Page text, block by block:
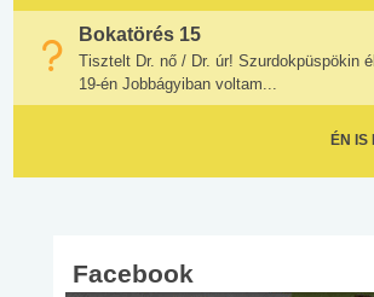
Bokatörés 15
Tisztelt Dr. nő / Dr. úr! Szurdokpüspökin
19-én Jobbágyiban voltam...
ÉN IS
Facebook